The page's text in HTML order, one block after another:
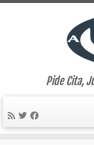
Pide Cita,